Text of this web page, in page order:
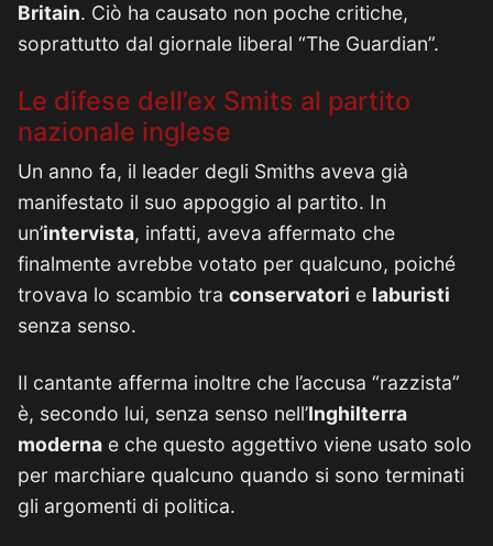
Britain. Ciò ha causato non poche critiche,
soprattutto dal giornale liberal “The Guardian”.
Le difese dell’ex Smits al partito
nazionale inglese
Un anno fa, il leader degli Smiths aveva già
manifestato il suo appoggio al partito. In
un’intervista, infatti, aveva affermato che
finalmente avrebbe votato per qualcuno, poiché
trovava lo scambio tra conservatori e laburisti
senza senso.
Il cantante afferma inoltre che l’accusa “razzista”
è, secondo lui, senza senso nell’Inghilterra
moderna e che questo aggettivo viene usato solo
per marchiare qualcuno quando si sono terminati
gli argomenti di politica.